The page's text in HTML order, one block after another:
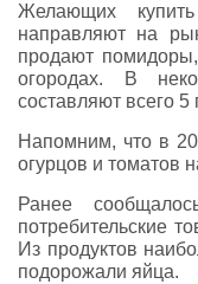
Желающих
направляют на
продают
огородах. В
составляют всего 5
Напомним, что в
огурцов и томатов
Ранее
потребительские
Из продуктов
подорожали яйца.